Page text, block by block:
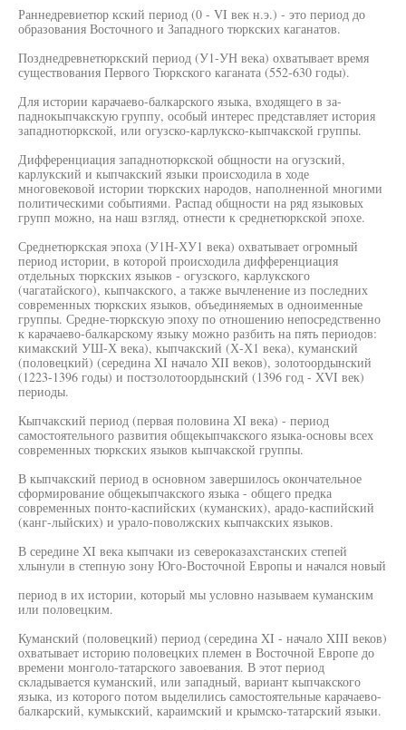
Раннедревиетюр кский период (0 - VI век н.э.) - это период до
образования Восточного и Западного тюркских каганатов.
Позднедревнетюркский период (У1-УН века) охватывает время
существования Первого Тюркского каганата (552-630 годы).
Для истории карачаево-балкарского языка, входящего в за-
паднокыпчакскую группу, особый интерес представляет история
западнотюркской, или огузско-карлукско-кыпчакской группы.
Дифференциация западнотюркской общности на огузский,
карлукский и кыпчакский языки происходила в ходе
многовековой истории тюркских народов, наполненной многими
политическими событиями. Распад общности на ряд языковых
групп можно, на наш взгляд, отнести к среднетюркской эпохе.
Среднетюркская эпоха (У1Н-ХУ1 века) охватывает огромный
период истории, в которой происходила дифференциация
отдельных тюркских языков - огузского, карлукского
(чагатайского), кыпчакского, а также вычленение из последних
современных тюркских языков, объединяемых в одноименные
группы. Средне-тюркскую эпоху по отношению непосредственно
к карачаево-балкарскому языку можно разбить на пять периодов:
кимакский УШ-Х века), кыпчакский (Х-Х1 века), куманский
(половецкий) (середина XI начало XII веков), золотоордынский
(1223-1396 годы) и постзолотоордынский (1396 год - XVI век)
периоды.
Кыпчакский период (первая половина XI века) - период
самостоятельного развития общекыпчакского языка-основы всех
современных тюркских языков кыпчакской группы.
В кыпчакский период в основном завершилось окончательное
сформирование общекыпчакского языка - общего предка
современных понто-каспийских (куманских), арадо-каспийский
(канг-лыйских) и урало-поволжских кыпчакских языков.
В середине XI века кыпчаки из североказахстанских степей
хлынули в степную зону Юго-Восточной Европы и начался новый
период в их истории, который мы условно называем куманским
или половецким.
Куманский (половецкий) период (середина XI - начало XIII веков)
охватывает историю половецких племен в Восточной Европе до
времени монголо-татарского завоевания. В этот период
складывается куманский, или западный, вариант кыпчакского
языка, из которого потом выделились самостоятельные карачаево-
балкарский, кумыкский, караимский и крымско-татарский языки.